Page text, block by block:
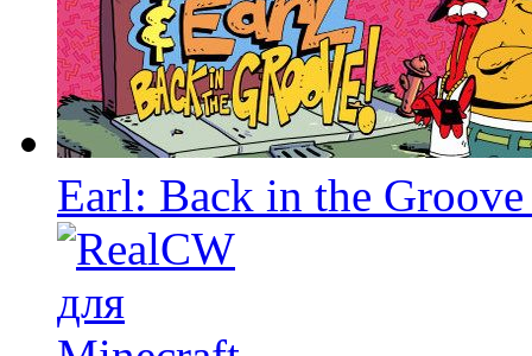
Earl: Back in the